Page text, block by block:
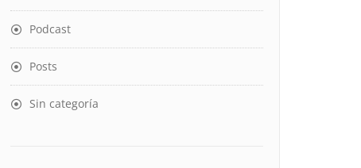
Podcast
Posts
Sin categoría